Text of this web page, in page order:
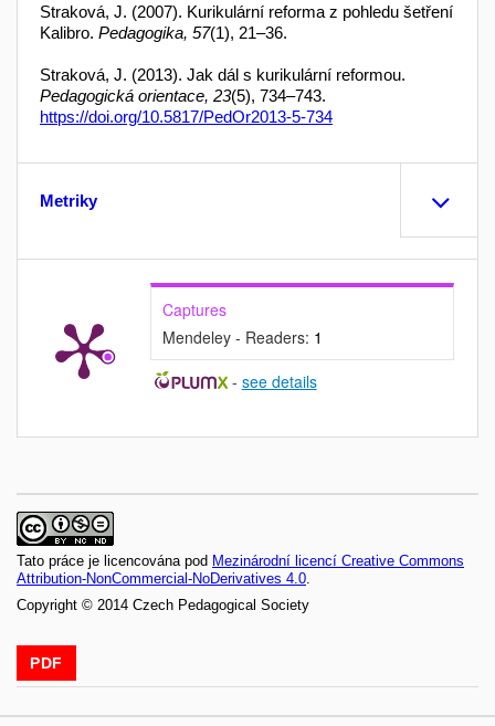
Straková, J. (2007). Kurikulární reforma z pohledu šetření
Kalibro. Pedagogika, 57(1), 21–36.
Straková, J. (2013). Jak dál s kurikulární reformou.
Pedagogická orientace, 23(5), 734–743.
https://doi.org/10.5817/PedOr2013-5-734
Metriky
Captures
Mendeley - Readers: 1
- see details
Tato práce je licencována pod Mezinárodní licencí Creative Commons
Attribution-NonCommercial-NoDerivatives 4.0
Copyright © 2014 Czech Pedagogical Society
PDF